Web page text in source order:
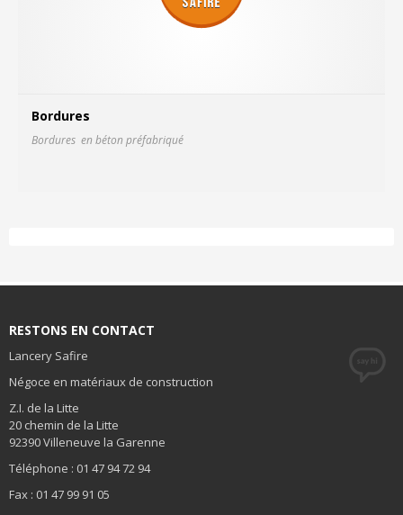
Bordures
Bordures en béton préfabriqué
RESTONS EN CONTACT
Lancery Safire
Négoce en matériaux de construction
Z.I. de la Litte
20 chemin de la Litte
92390 Villeneuve la Garenne
Téléphone : 01 47 94 72 94
Fax : 01 47 99 91 05